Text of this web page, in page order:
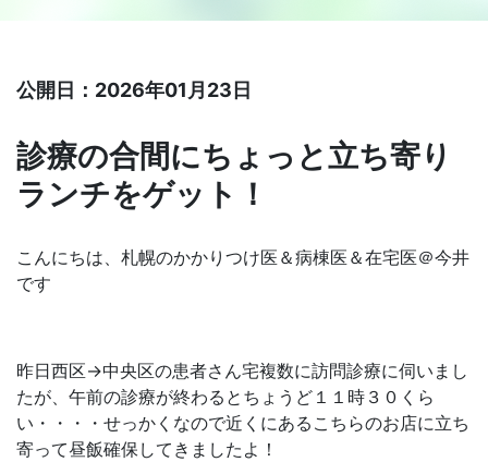
公開日：2026年01月23日
診療の合間にちょっと立ち寄り
ランチをゲット！
こんにちは、札幌のかかりつけ医＆病棟医＆在宅医＠今井
です
昨日西区→中央区の患者さん宅複数に訪問診療に伺いまし
たが、午前の診療が終わるとちょうど１１時３０くら
い・・・・せっかくなので近くにあるこちらのお店に立ち
寄って昼飯確保してきましたよ！